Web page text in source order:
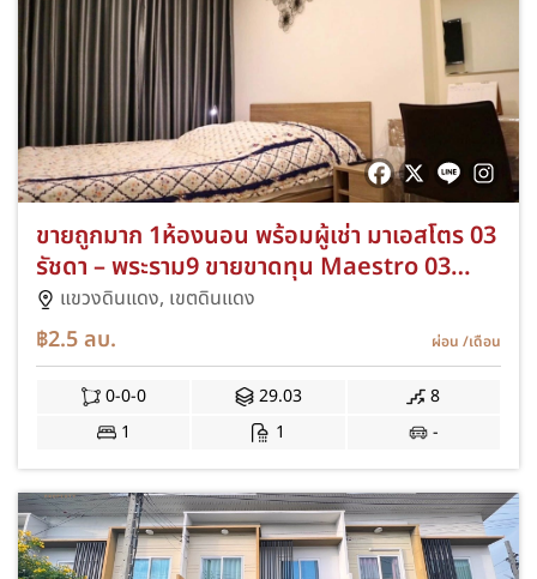
ขายถูกมาก 1ห้องนอน พร้อมผู้เช่า มาเอสโตร 03
รัชดา – พระราม9 ขายขาดทุน Maestro 03
Ratchada-Rama 9 fully furnished BEST
deal
แขวงดินแดง, เขตดินแดง
฿2.5ลบ. ผ่อน /เดือน
0-0-0 29.03
8
1
1 -